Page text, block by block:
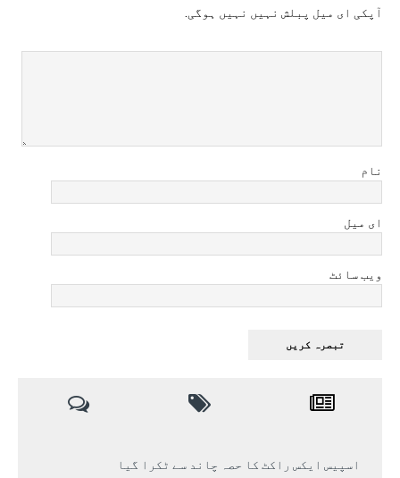
آپکی ای ميل پبلش نہيں نہيں ہوگی.
نام
ای میل
ویب سائٹ
اسپیس ایکس راکٹ کا حصہ چاند سے ٹکرا گیا